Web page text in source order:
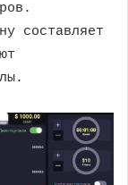
составляет